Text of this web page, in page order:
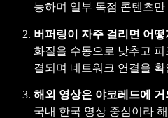
능하며 일부 독점 콘텐츠
버퍼링이 자주 걸리면 어떻
화질을 수동으로 낮추고
결되며 네트워크 연결을
해외 영상은 야코레드에 거
국내 한국 영상 중심이라